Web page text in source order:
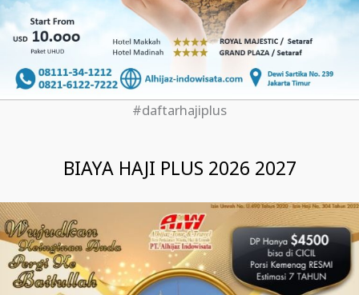
#daftarhajiplus
BIAYA HAJI PLUS 2026 2027